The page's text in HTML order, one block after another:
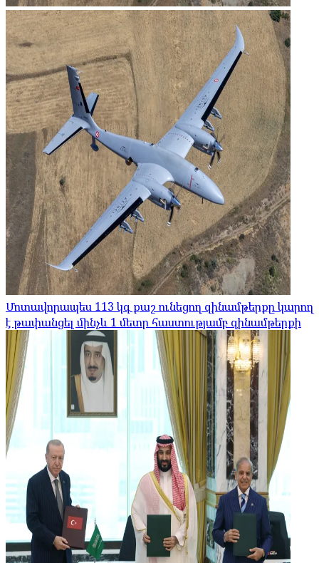
Մոտավորապես 113 կգ քաշ ունեցող զինամթերքը կարող
է թափանցել մինչև 1 մետր հաստությամբ զինամթերքի